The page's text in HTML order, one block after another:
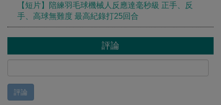
【短片】陪練羽毛球機械人反應達毫秒級 正手、反
手、高球無難度 最高紀錄打25回合
評論
評論